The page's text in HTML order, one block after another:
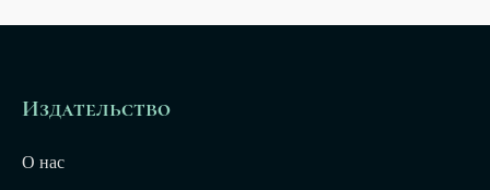
Издательство
О нас